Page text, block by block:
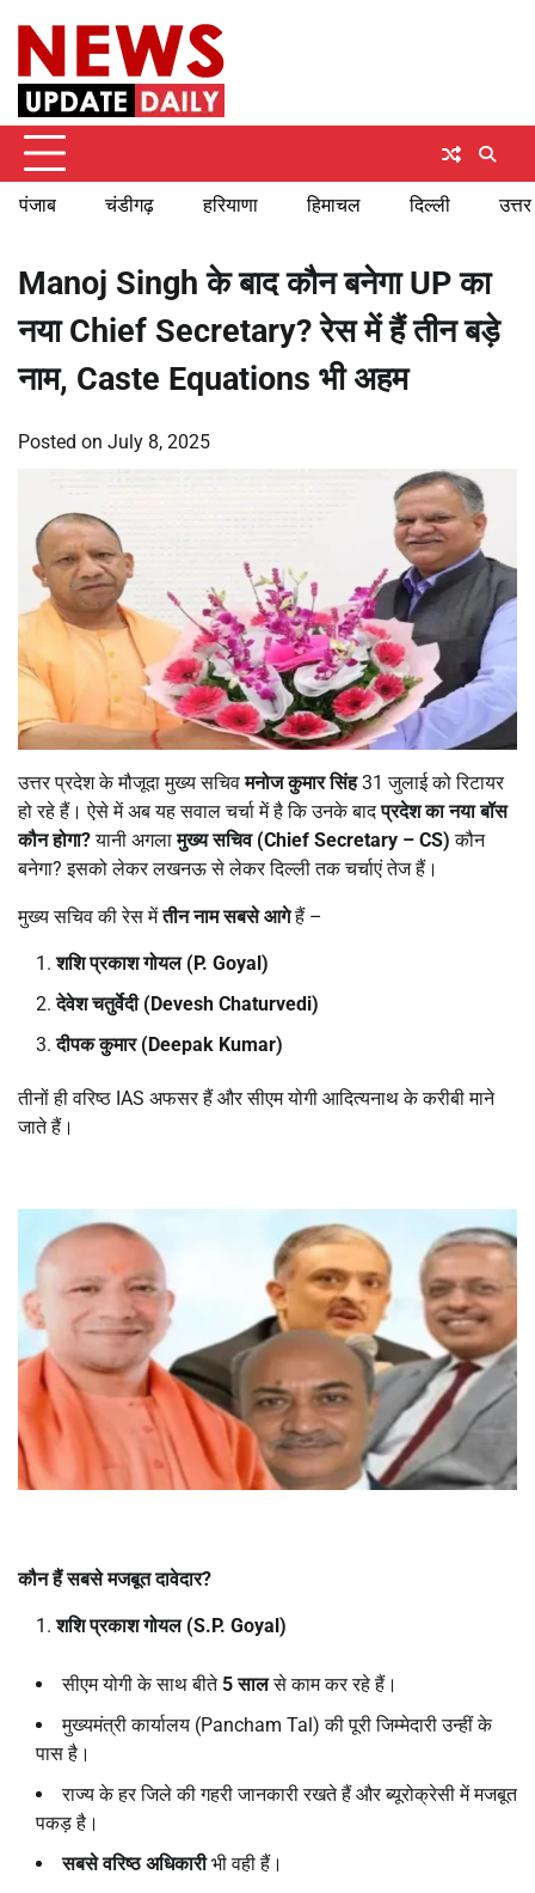
content
पंजाब चंडीगढ़ हरियाणा हिमाचल दिल्ली
Manoj Singh के बाद कौन बनेगा UP का
नया Chief Secretary? रेस में हैं तीन बड़े
नाम, Caste Equations भी अहम
Posted on July 8, 2025
उत्तर प्रदेश के मौजूदा मुख्य सचिवमनोज कुमार सिंह31 जुलाई को रिटायर
हो रहे हैं। ऐसे में अब यह सवाल चर्चा में है कि उनके बादप्रदेश का नया बॉस
कौन होगा?यानी अगलामुख्य सचिव (Chief Secretary – CS) कौन
बनेगा? इसको लेकर लखनऊ से लेकर दिल्ली तक चर्चाएं तेज हैं।
मुख्य सचिव की रेस मेंतीन नाम सबसे आगेहैं –
शशि प्रकाश गोयल (P. Goyal)
देवेश चतुर्वेदी (Devesh Chaturvedi)
दीपक कुमार (Deepak Kumar)
तीनों ही वरिष्ठ IAS अफसर हैं और सीएम योगी आदित्यनाथ के करीबी माने
जाते हैं।
कौन हैं सबसे मजबूत दावेदार?
शशि प्रकाश गोयल (S.P. Goyal)
सीएम योगी के साथ बीते5सालसे काम कर रहे हैं।
मुख्यमंत्री कार्यालय (Pancham Tal) की पूरी जिम्मेदारी उन्हीं के
पास है।
राज्य के हर जिले की गहरी जानकारी रखते हैं और ब्यूरोक्रेसी में मजबूत
पकड़ है।
सबसे वरिष्ठ अधिकारीभी वही हैं।